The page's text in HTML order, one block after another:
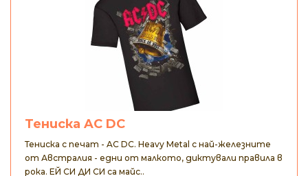
Тениска AC DC
Тениска с печат - AC DC. Heavy Metal с най-железните
от Австралия - едни от малкото, диктували правила в
рока. ЕЙ СИ ДИ СИ са майс..